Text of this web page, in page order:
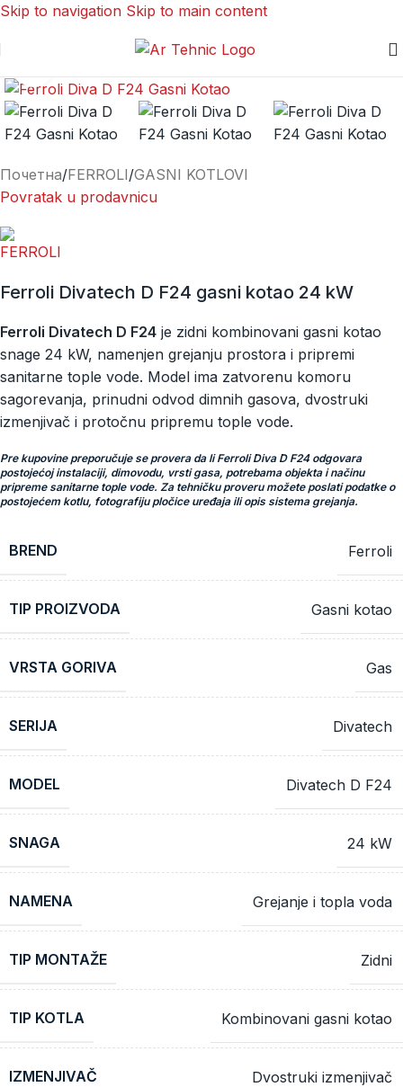
Skip to navigation Skip to main content
Почетна/FERROLI/GASNI KOTLOVI
Povratak u prodavnicu
Ferroli Divatech D F24 gasni kotao 24 kW
Ferroli Divatech D F24 je zidni kombinovani gasni kotao
snage 24 kW, namenjen grejanju prostora i pripremi
sanitarne tople vode. Model ima zatvorenu komoru
sagorevanja, prinudni odvod dimnih gasova, dvostruki
izmenjivač i protočnu pripremu tople vode.
Pre kupovine preporučuje se provera da li Ferroli Diva D F24 odgovara
postojećoj instalaciji, dimovodu, vrsti gasa, potrebama objekta i načinu
pripreme sanitarne tople vode. Za tehničku proveru možete poslati podatke o
postojećem kotlu, fotografiju pločice uređaja ili opis sistema grejanja.
BREND Ferroli
TIP PROIZVODA Gasni kotao
VRSTA GORIVA Gas
SERIJA Divatech
MODEL Divatech D F24
SNAGA 24 kW
NAMENA Grejanje i topla voda
TIP MONTAŽE Zidni
TIP KOTLA Kombinovani gasni kotao
IZMENJIVAČ Dvostruki izmenjivač